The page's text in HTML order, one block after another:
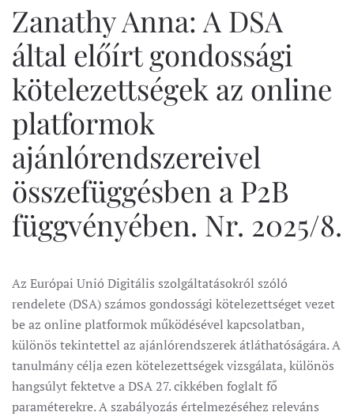
Zanathy Anna: A DSA
által előírt gondossági
kötelezettségek az online
platformok
ajánlórendszereivel
összefüggésben a P2B
függvényében. Nr. 2025/8.
Az Európai Unió Digitális szolgáltatásokról szóló
rendelete (DSA) számos gondossági kötelezettséget vezet
be az online platformok működésével kapcsolatban,
különös tekintettel az ajánlórendszerek átláthatóságára. A
tanulmány célja ezen kötelezettségek vizsgálata, különös
hangsúlyt fektetve a DSA 27. cikkében foglalt fő
paraméterekre. A szabályozás értelmezéséhez releváns